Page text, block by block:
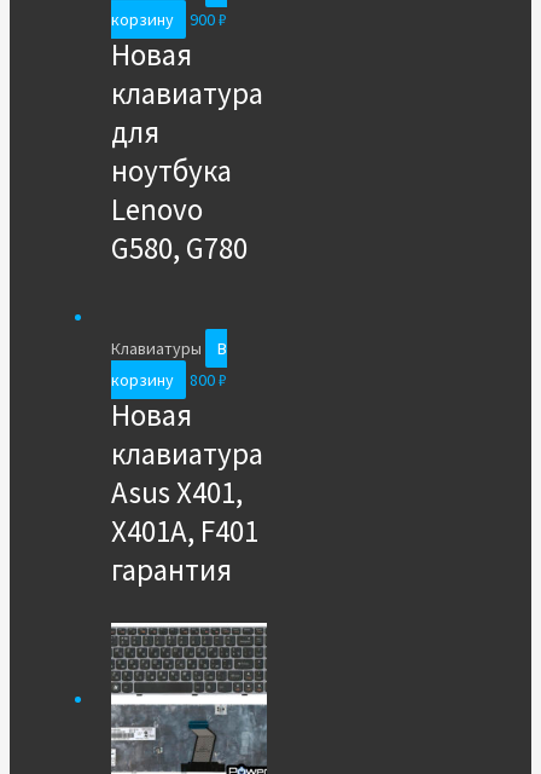
корзину
900₽
Новая
клавиатура
для
ноутбука
Lenovo
G580, G780
Клавиатуры
В
корзину
800₽
Новая
клавиатура
Asus X401,
X401A, F401
гарантия